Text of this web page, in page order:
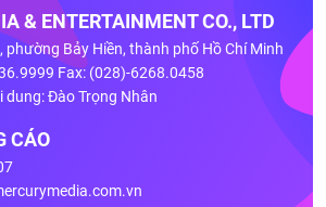
& ENTERTAINMENT CO., LTD
phường Bảy Hiền, thành phố Hồ Chí Minh
Fax: (028)-6268.0458
dung: Đào Trọng Nhân
CÁO